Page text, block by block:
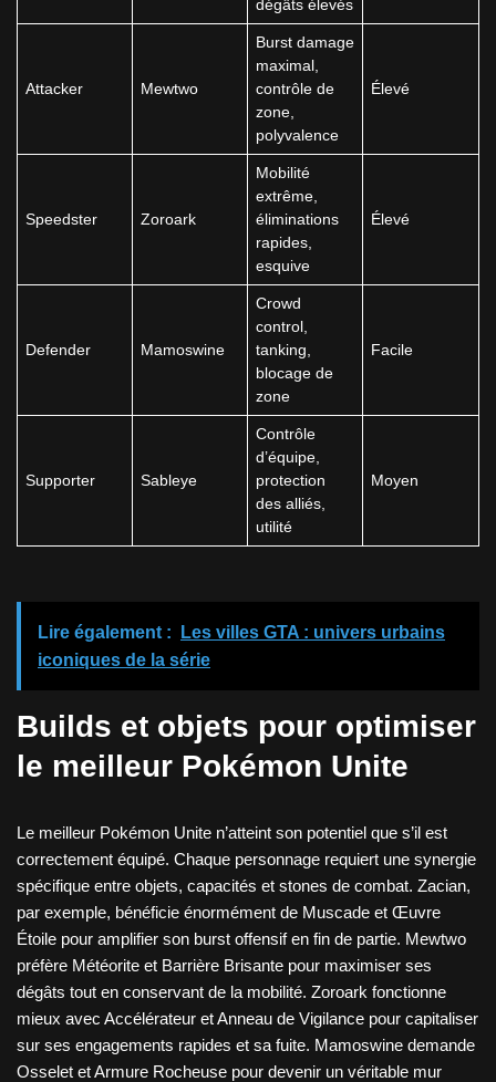
dégâts élevés
Attacker Mewtwo
Burst damage
maximal,
contrôle de
zone,
polyvalence
Élevé
Speedster Zoroark
Mobilité
extrême,
éliminations
rapides,
esquive
Élevé
Defender Mamoswine
Crowd
control,
tanking,
blocage de
zone
Facile
Supporter Sableye
Contrôle
d’équipe,
protection
des alliés,
utilité
Moyen
Lire également :
Les villes GTA : univers urbains
iconiques de la série
Builds et objets pour optimiser
le meilleur Pokémon Unite
Le meilleur Pokémon Unite n’atteint son potentiel que s’il est
correctement équipé. Chaque personnage requiert une synergie
spécifique entre objets, capacités et stones de combat. Zacian,
par exemple, bénéficie énormément de Muscade et Œuvre
Étoile pour amplifier son burst offensif en fin de partie. Mewtwo
préfère Météorite et Barrière Brisante pour maximiser ses
dégâts tout en conservant de la mobilité. Zoroark fonctionne
mieux avec Accélérateur et Anneau de Vigilance pour capitaliser
sur ses engagements rapides et sa fuite. Mamoswine demande
Osselet et Armure Rocheuse pour devenir un véritable mur